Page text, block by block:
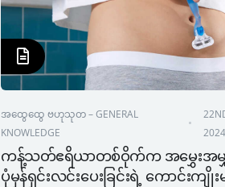
အထွေထွေ ဗဟုသုတ – GENERAL
KNOWLEDGE
2024
ကန့်သတ်ဧရိယာတစ်ဝိုက်က အမွှေးအမ
ပုံမှန်ရှင်းလင်းပေးခြင်းရဲ့ ကောင်းကျိုးမ